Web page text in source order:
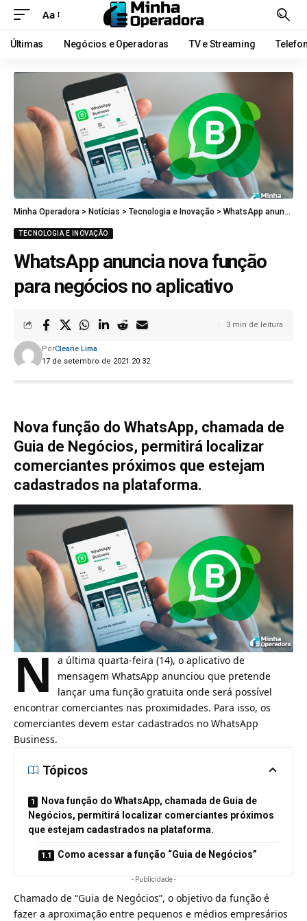
Aa
Últimas Negócios e Operadoras TV e Streaming
Minha Operadora > Notícias > Tecnologia e Inovação > WhatsApp anuncia nova função para negócios no aplicativo
TECNOLOGIA E INOVAÇÃO
WhatsApp anuncia nova função
para negócios no aplicativo
17 de setembro de 2021 20:32
PorCleane Lima
3 min de leitura
Nova função do WhatsApp, chamada de
Guia de Negócios, permitirá localizar
comerciantes próximos que estejam
cadastrados na plataforma.
N a última quarta-feira (14), o aplicativo de
mensagem WhatsApp anunciou que pretende
lançar uma função gratuita onde será possível
encontrar comerciantes nas proximidades. Para isso, os
comerciantes devem estar cadastrados no WhatsApp
Business.
Tópicos
Nova função do WhatsApp, chamada de Guia de
Negócios, permitirá localizar comerciantes próximos
que estejam cadastrados na plataforma.
Como acessar a função “Guia de Negócios”
- Publicidade -
Chamado de “Guia de Negócios”, o objetivo da função é
fazer a aproximação entre pequenos e médios empresários